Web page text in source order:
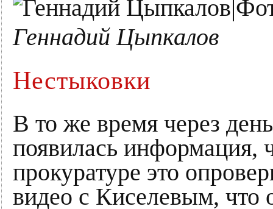
Геннадий Цыпкалов
Нестыковки
В то же время через
появилась информация,
прокуратуре это
видео с Киселевым, что